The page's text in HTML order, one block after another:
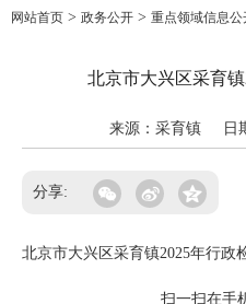
网站首页 > 政务公开 > 重点领域信息公
北京市大兴区采育
来源：采育镇 日
分享:
北京市大兴区采育镇2025年行政
扫一扫在手